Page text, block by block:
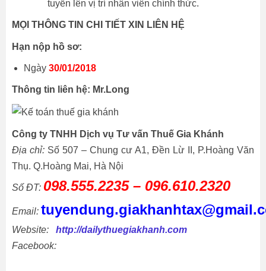
tuyển lên vị trí nhân viên chính thức.
MỌI THÔNG TIN CHI TIẾT XIN LIÊN HỆ
Hạn nộp hồ sơ:
Ngày 30/01/2018
Thông tin liên hệ: Mr.Long
Công ty TNHH Dịch vụ Tư vấn Thuế Gia Khánh
Địa chỉ: Số 507 – Chung cư A1, Đền Lừ II, P.Hoàng Văn
Thụ. Q.Hoàng Mai, Hà Nội
Số ĐT: 098.555.2235 – 096.610.2320
Email:
Website:
http://dailythuegiakhanh.com
Facebook: